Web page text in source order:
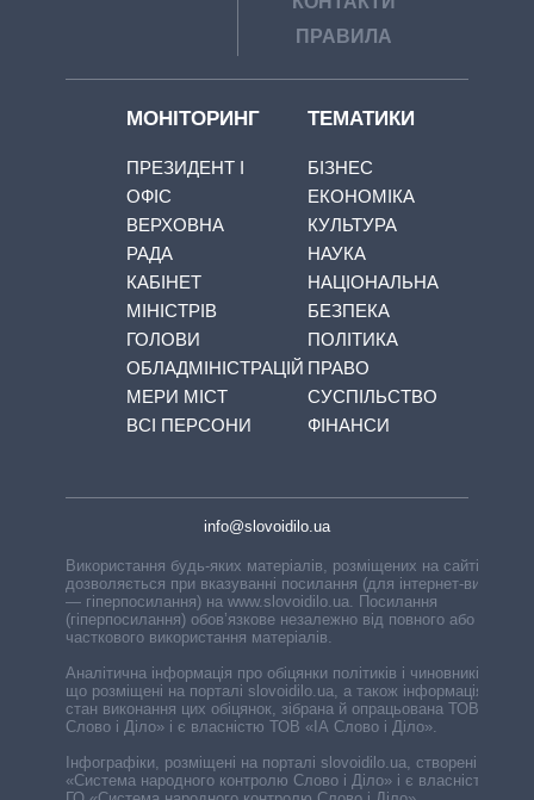
ПРАВИЛА
МОНІТОРИНГ
ПРЕЗИДЕНТ І
ОФІС
ВЕРХОВНА
РАДА
КАБІНЕТ
МІНІСТРІВ
ГОЛОВИ
ОБЛАДМІНІСТРАЦІЙ
МЕРИ МІСТ
ВСІ ПЕРСОНИ
ТЕМАТИКИ
БІЗНЕС
ЕКОНОМІКА
КУЛЬТУРА
НАУКА
НАЦІОНАЛЬНА
БЕЗПЕКА
ПОЛІТИКА
ПРАВО
СУСПІЛЬСТВО
ФІНАНСИ
info@slovoidilo.ua
Використання будь-яких матеріалів, розміщених на сайті,
дозволяється при вказуванні посилання (для інтернет-видань
— гіперпосилання) на www.slovoidilo.ua. Посилання
(гіперпосилання) обов’язкове незалежно від повного або
часткового використання матеріалів.
Аналітична інформація про обіцянки політиків і чиновників,
що розміщені на порталі slovoidilo.ua, а також інформація про
стан виконання цих обіцянок, зібрана й опрацьована ТОВ «ІА
Слово і Діло» і є власністю ТОВ «ІА Слово і Діло».
Інфографіки, розміщені на порталі slovoidilo.ua, створені ГО
«Система народного контролю Слово і Діло» і є власністю